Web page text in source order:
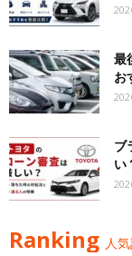
最
お
ブ
い
Ranking 人